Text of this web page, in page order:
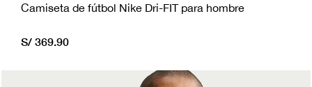
Camiseta de fútbol Nike Dri-FIT para hombre
S/ 369.90